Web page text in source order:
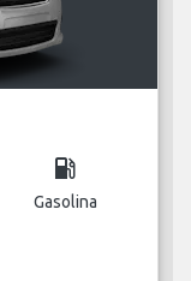
local_gas_station
Gasolina